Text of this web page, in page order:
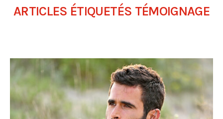
ARTICLES ÉTIQUETÉS TÉMOIGNAGE